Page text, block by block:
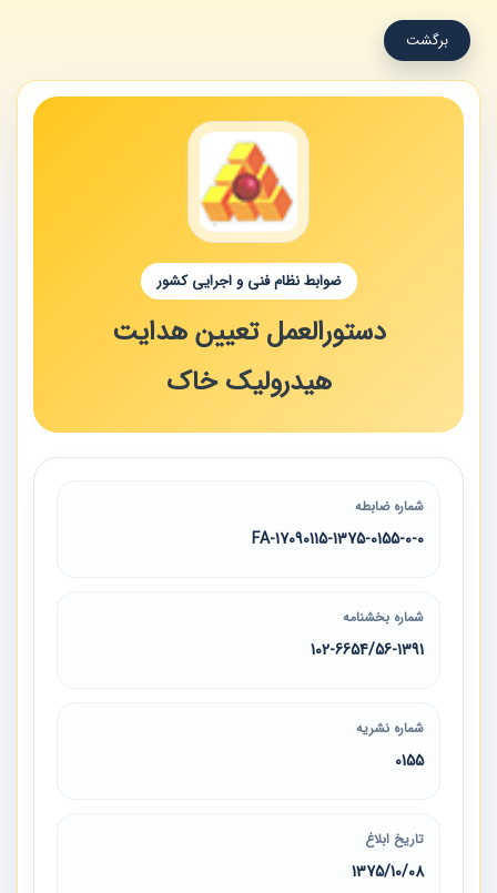
برگشت
ضوابط نظام فنی و اجرایی کشور
دستورالعمل تعیین هدایت
هیدرولیک خاک
شماره ضابطه
17090115-1375-0155-0-0-FA
شماره بخشنامه
102-6654/56-1391
شماره نشریه
0155
تاریخ ابلاغ
1375/10/08